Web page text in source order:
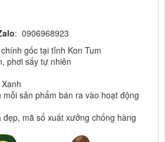
: 0906968923
gốc tại tỉnh Kon Tum
phơi sấy tự nhiên
sản phẩm bán ra vào hoạt động
mã số xuất xưởng chống hàng